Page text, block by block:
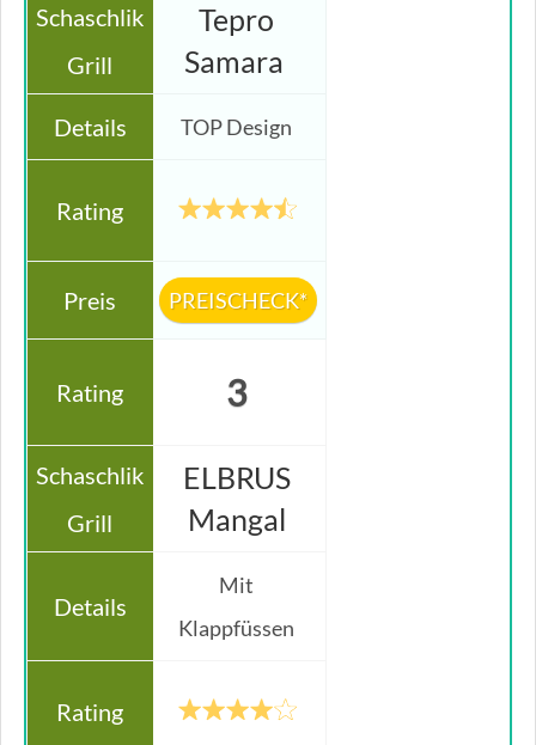
Tepro
Samara
TOP Design
PREISCHECK*
3
ELBRUS
Mangal
Mit
Klappfüssen